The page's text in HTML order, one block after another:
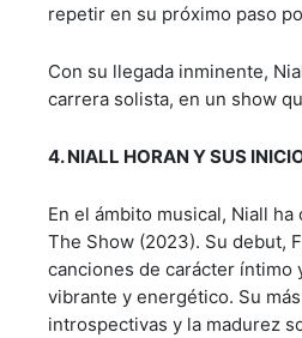
repetir en su próximo paso
Con su llegada inminente,
carrera solista, en un show
4. NIALL HORAN Y SUS
En el ámbito musical, Niall
The Show (2023). Su debut,
canciones de carácter íntimo
vibrante y energético. Su
introspectivas y la madurez